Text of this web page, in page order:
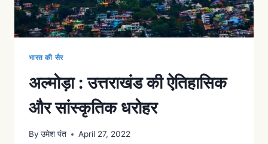
भारत की सैर
अल्मोड़ा : उत्तराखंड की ऐतिहासिक
और सांस्कृतिक धरोहर
By उमेश पंत April 27, 2022